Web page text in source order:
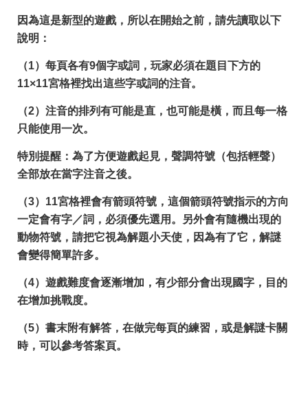
因為這是新型的遊戲，所以在開始之前，請先讀取以下
說明：
（1）每頁各有9個字或詞，玩家必須在題目下方的
11×11宮格裡找出這些字或詞的注音。
（2）注音的排列有可能是直，也可能是橫，而且每一格
只能使用一次。
特別提醒：為了方便遊戲起見，聲調符號（包括輕聲）
全部放在當字注音之後。
（3）11宮格裡會有箭頭符號，這個箭頭符號指示的方向
一定會有字／詞，必須優先選用。另外會有隨機出現的
動物符號，請把它視為解題小天使，因為有了它，解謎
會變得簡單許多。
（4）遊戲難度會逐漸增加，有少部分會出現國字，目的
在增加挑戰度。
（5）書末附有解答，在做完每頁的練習，或是解謎卡關
時，可以參考答案頁。